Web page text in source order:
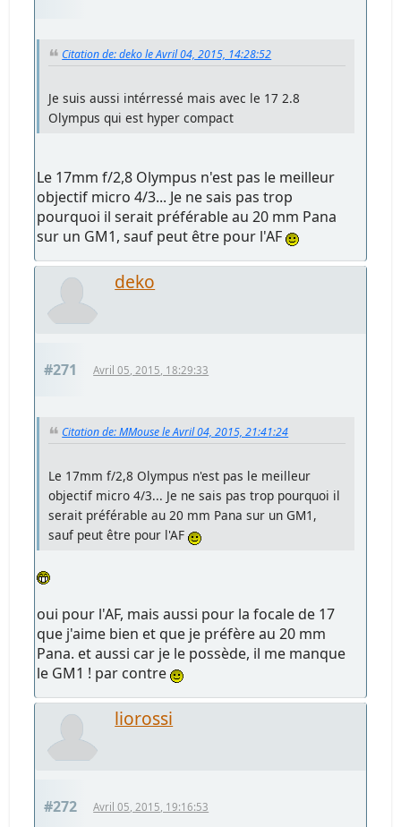
Citation de: deko le Avril 04, 2015, 14:28:52
Je suis aussi intérressé mais avec le 17 2.8
Olympus qui est hyper compact
Le 17mm f/2,8 Olympus n'est pas le meilleur
objectif micro 4/3... Je ne sais pas trop
pourquoi il serait préférable au 20 mm Pana
sur un GM1, sauf peut être pour l'AF
deko
#271 Avril 05, 2015, 18:29:33
Citation de: MMouse le Avril 04, 2015, 21:41:24
Le 17mm f/2,8 Olympus n'est pas le meilleur
objectif micro 4/3... Je ne sais pas trop pourquoi il
serait préférable au 20 mm Pana sur un GM1,
sauf peut être pour l'AF
oui pour l'AF, mais aussi pour la focale de 17
que j'aime bien et que je préfère au 20 mm
Pana. et aussi car je le possède, il me manque
le GM1 ! par contre
liorossi
#272 Avril 05, 2015, 19:16:53